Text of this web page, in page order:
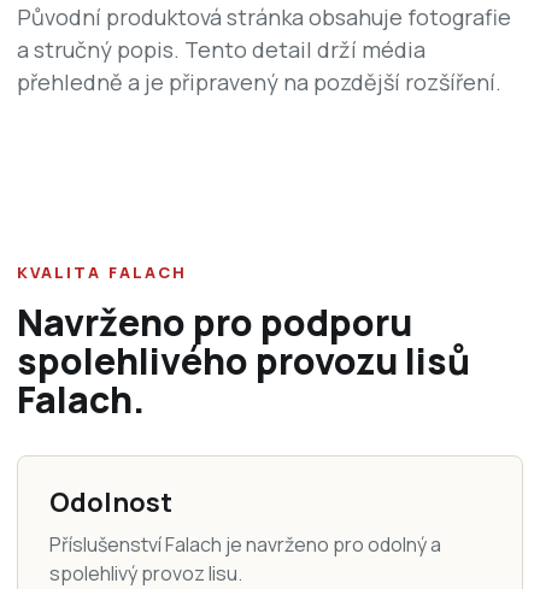
Původní produktová stránka obsahuje fotografie
a stručný popis. Tento detail drží média
přehledně a je připravený na pozdější rozšíření.
KVALITA FALACH
Navrženo pro podporu
spolehlivého provozu lisů
Falach.
Odolnost
Příslušenství Falach je navrženo pro odolný a
spolehlivý provoz lisu.